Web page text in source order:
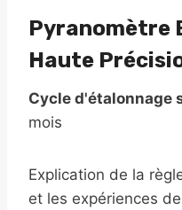
Pyranomètre
Haute
Cycle d'étalonnage
mois
Explication de la
et les expériences